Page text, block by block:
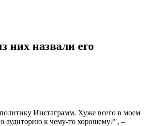
них назвали его
Инстаграмм. Хуже всего в моем
аудиторию к чему-то хорошему?", –